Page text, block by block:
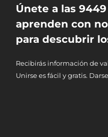
Únete a las
aprenden con
para descubrir
Recibirás información de
Unirse es fácil y gratis.